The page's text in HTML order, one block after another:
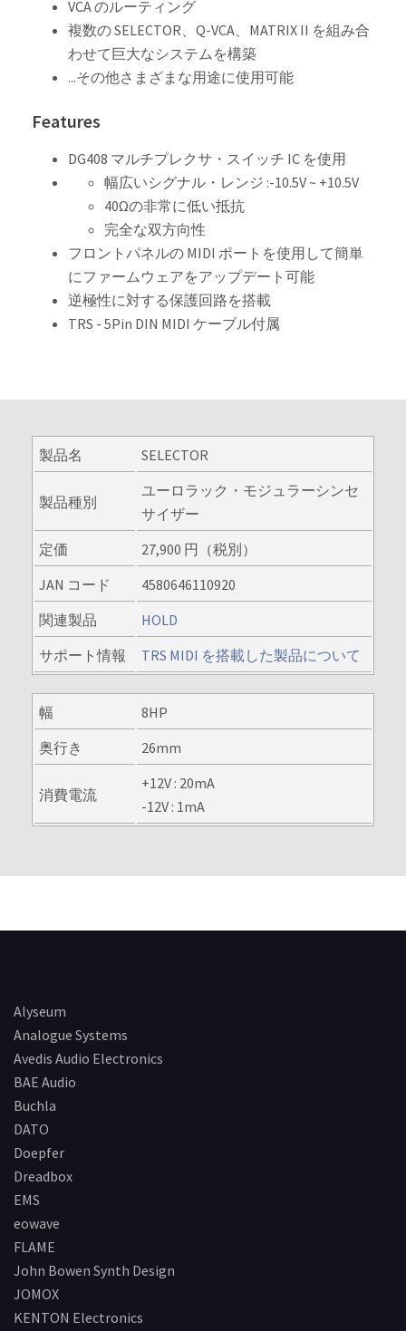
VCA のルーティング
複数の SELECTOR、Q-VCA、MATRIX II を組み合
わせて巨大なシステムを構築
...その他さまざまな用途に使用可能
Features
DG408 マルチプレクサ・スイッチ IC を使用
幅広いシグナル・レンジ :-10.5V ~ +10.5V
40Ωの非常に低い抵抗
完全な双方向性
フロントパネルの MIDI ポートを使用して簡単
にファームウェアをアップデート可能
逆極性に対する保護回路を搭載
TRS - 5Pin DIN MIDI ケーブル付属
製品名 SELECTOR
製品種別
ユーロラック・モジュラーシンセ
サイザー
定価
27,900 円（税別）
JAN コード
4580646110920
関連製品
HOLD
サポート情報
TRS MIDI を搭載した製品について
幅
8HP
奥行き
26mm
消費電流
+12V : 20mA
-12V : 1mA
Alyseum
Analogue Systems
Avedis Audio Electronics
BAE Audio
Buchla
DATO
Doepfer
Dreadbox
EMS
eowave
FLAME
John Bowen Synth Design
JOMOX
KENTON Electronics